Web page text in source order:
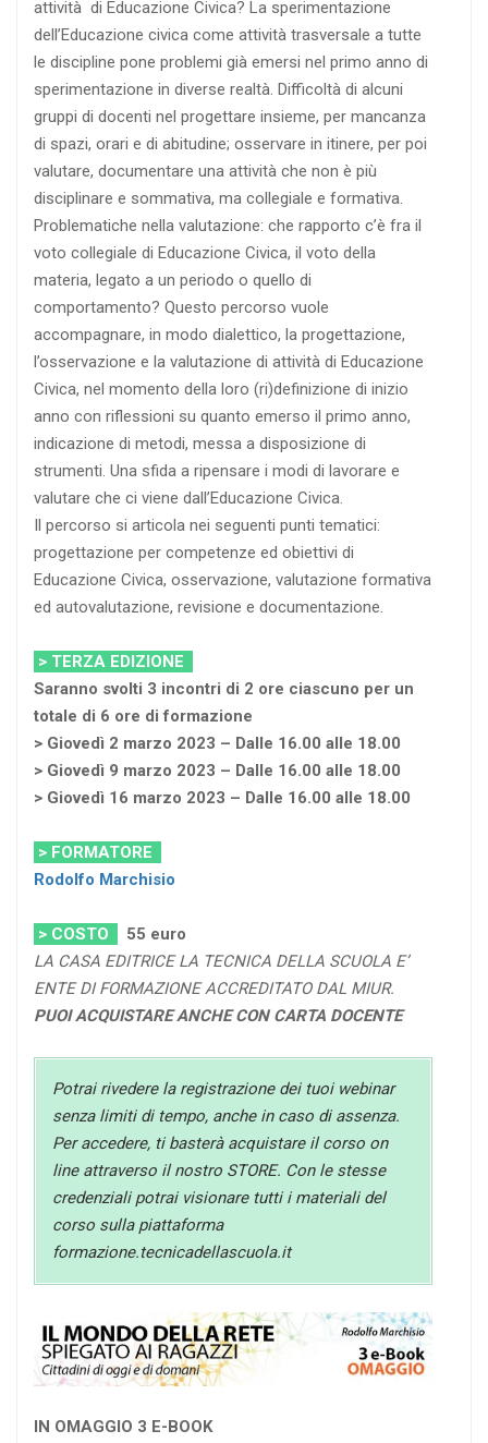
attività di Educazione Civica? La sperimentazione
dell’Educazione civica come attività trasversale a tutte
le discipline pone problemi già emersi nel primo anno di
sperimentazione in diverse realtà. Difficoltà di alcuni
gruppi di docenti nel progettare insieme, per mancanza
di spazi, orari e di abitudine; osservare in itinere, per poi
valutare, documentare una attività che non è più
disciplinare e sommativa, ma collegiale e formativa.
Problematiche nella valutazione: che rapporto c’è fra il
voto collegiale di Educazione Civica, il voto della
materia, legato a un periodo o quello di
comportamento? Questo percorso vuole
accompagnare, in modo dialettico, la progettazione,
l’osservazione e la valutazione di attività di Educazione
Civica, nel momento della loro (ri)definizione di inizio
anno con riflessioni su quanto emerso il primo anno,
indicazione di metodi, messa a disposizione di
strumenti. Una sfida a ripensare i modi di lavorare e
valutare che ci viene dall’Educazione Civica.
Il percorso si articola nei seguenti punti tematici:
progettazione per competenze ed obiettivi di
Educazione Civica, osservazione, valutazione formativa
ed autovalutazione, revisione e documentazione.
> TERZA EDIZIONE
Saranno svolti 3 incontri di 2 ore ciascuno per un
totale di 6 ore di formazione
> Giovedì 2 marzo 2023 – Dalle 16.00 alle 18.00
> Giovedì 9 marzo 2023 – Dalle 16.00 alle 18.00
> Giovedì 16 marzo 2023 – Dalle 16.00 alle 18.00
> FORMATORE
Rodolfo Marchisio
> COSTO 55 euro
LA CASA EDITRICE LA TECNICA DELLA SCUOLA E’
ENTE DI FORMAZIONE ACCREDITATO DAL MIUR.
PUOI ACQUISTARE ANCHE CON CARTA DOCENTE
Potrai rivedere la registrazione dei tuoi webinar
senza limiti di tempo, anche in caso di assenza.
Per accedere, ti basterà acquistare il corso on
line attraverso il nostro STORE. Con le stesse
credenziali potrai visionare tutti i materiali del
corso sulla piattaforma
formazione.tecnicadellascuola.it
IN OMAGGIO 3 E-BOOK